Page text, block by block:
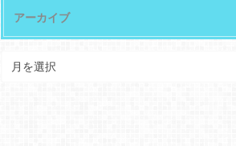
アーカイブ